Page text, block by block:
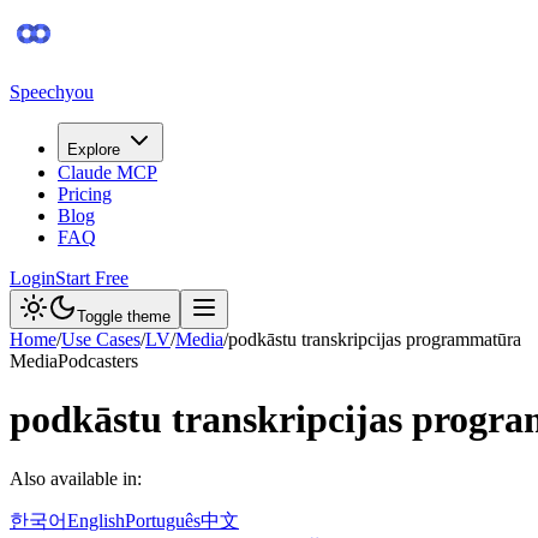
Speechyou
Explore
Claude MCP
Pricing
Blog
FAQ
LoginStart Free
Toggle theme
Home/Use Cases/LV/Media/podkāstu transkripcijas programmatūra
MediaPodcasters
podkāstu transkripcijas
Also available in:
한국어EnglishPortuguês中文